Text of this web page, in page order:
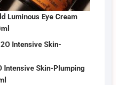
Luminous Eye Cream
Intensive Skin-Plumping